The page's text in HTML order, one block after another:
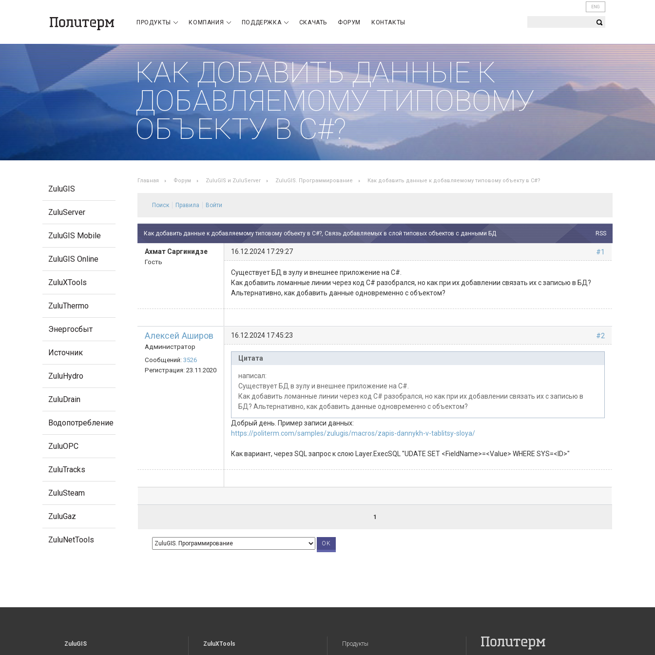
ПРОДУКТЫ КОМПАНИЯ ПОДДЕРЖКА СКАЧАТЬ ФОРУМ КОНТАКТЫ
ENG
КАК ДОБАВИТЬ ДАННЫЕ К
ДОБАВЛЯЕМОМУ ТИПОВОМУ
ОБЪЕКТУ В C#?
ZuluGIS
ZuluServer
ZuluGIS Mobile
ZuluGIS Online
ZuluXTools
ZuluThermo
Энергосбыт
Источник
ZuluHydro
ZuluDrain
Водопотребление
ZuluOPC
ZuluTracks
ZuluSteam
ZuluGaz
ZuluNetTools
Главная Форум ZuluGIS и ZuluServer ZuluGIS. Программирование Как добавить данные к добавляемому типовому объекту в C#?
Поиск Правила Войти
RSS
Как добавить данные к добавляемому типовому объекту в C#?, Связь добавляемых в слой типовых объектов с данными БД
Ахмат Саргинидзе
Гость
#1
16.12.2024 17:29:27
Существует БД в зулу и внешнее приложение на C#.
Как добавить ломанные линии через код C# разобрался, но как при их добавлении связать их с записью в БД?
Альтернативно, как добавить данные одновременно с объектом?
Алексей Аширов
Администратор
Сообщений: 3526
Регистрация: 23.11.2020
#2
16.12.2024 17:45:23
Цитата
написал:
Существует БД в зулу и внешнее приложение на C#.
Как добавить ломанные линии через код C# разобрался, но как при их добавлении связать их с записью в
БД? Альтернативно, как добавить данные одновременно с объектом?
Добрый день. Пример записи данных:
https://politerm.com/samples/zulugis/macros/zapis-dannykh-v-tablitsy-sloya/
Как вариант, через SQL запрос к слою Layer.ExecSQL "UDATE SET <FieldName>=<Value> WHERE SYS=<ID>"
1
ZuluGIS ZuluXTools Продукты